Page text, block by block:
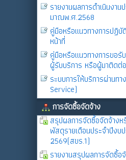
รายงานผลการดำเนินงาน
มาณพ.ศ.2568
คู่มือหรือแนวทางการปฏิบั
หน้าที่
คู่มือหรือแนวทางการขอรั
ผู้รับบริการ หรือผู้มาติดต่อ
ระบบการให้บริการผ่านท
Service)
การจัดซื้อจัดจ้าง
สรุปผลการจัดซื้อจัดจ้างห
พัสดุรายเดือนประจำปีง
2569(สขร.1)
รายงานสรุปผลการจัดซื้อ